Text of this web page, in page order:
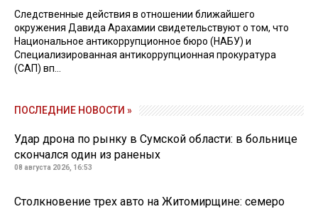
Следственные действия в отношении ближайшего
окружения Давида Арахамии свидетельствуют о том, что
Национальное антикоррупционное бюро (НАБУ) и
Специализированная антикоррупционная прокуратура
(САП) вп...
ПОСЛЕДНИЕ НОВОСТИ »
Удар дрона по рынку в Сумской области: в больнице
скончался один из раненых
08 августа 2026, 16:53
Столкновение трех авто на Житомирщине: семеро